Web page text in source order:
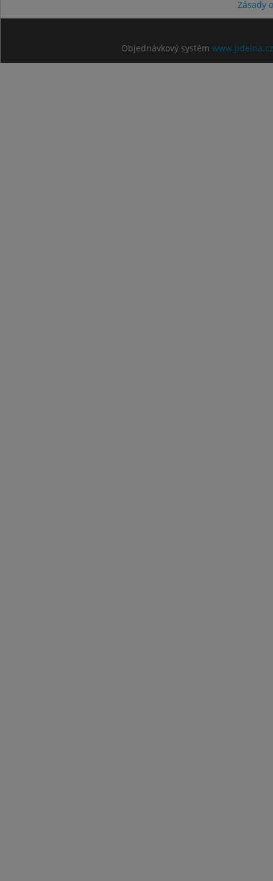
Zásady
Objednávkový systém www.jidelna.cz